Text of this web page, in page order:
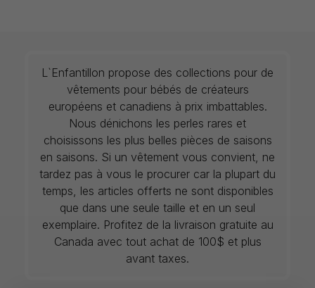
L`Enfantillon propose des collections pour de
vêtements pour bébés de créateurs
européens et canadiens à prix imbattables.
Nous dénichons les perles rares et
choisissons les plus belles pièces de saisons
en saisons. Si un vêtement vous convient, ne
tardez pas à vous le procurer car la plupart du
temps, les articles offerts ne sont disponibles
que dans une seule taille et en un seul
exemplaire. Profitez de la livraison gratuite au
Canada avec tout achat de 100$ et plus
avant taxes.